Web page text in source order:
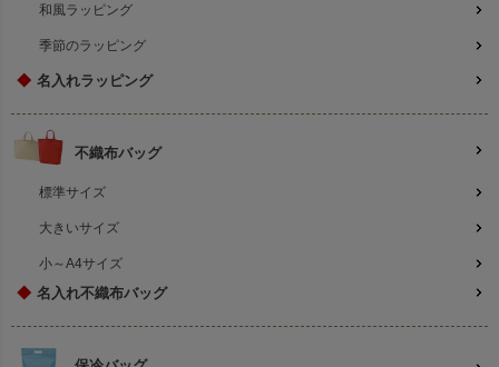
和風ラッピング
季節のラッピング
◆ 名入れラッピング
不織布バッグ
標準サイズ
大きいサイズ
小～A4サイズ
◆ 名入れ不織布バッグ